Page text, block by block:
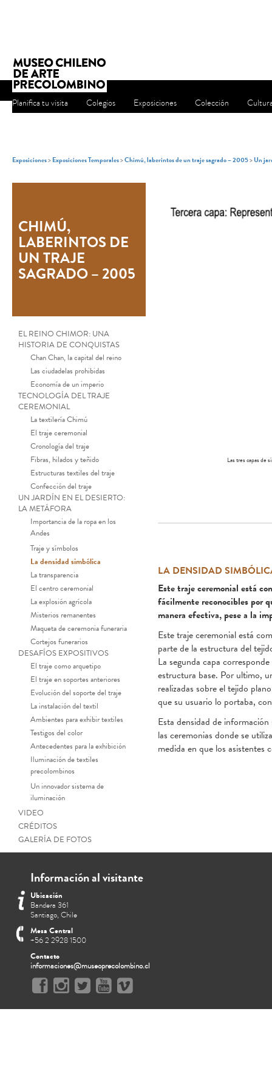
Planifica tu visita Colegios Exposiciones Colección
Exposiciones>Exposiciones Temporales>Chimú, laberintos de un traje sagrado – 2005>Un
CHIMÚ,
LABERINTOS DE
UN TRAJE
SAGRADO – 2005
EL REINO CHIMOR: UNA
HISTORIA DE CONQUISTAS
Chan Chan, la capital del reino
Las ciudadelas prohibidas
Economía de un imperio
TECNOLOGÍA DEL TRAJE
CEREMONIAL
La textilería Chimú
El traje ceremonial
Cronología del traje
Fibras, hilados y teñido
Estructuras textiles del traje
Confección del traje
UN JARDÍN EN EL DESIERTO:
LA METÁFORA
Importancia de la ropa en los
Andes
Traje y símbolos
La densidad simbólica
La transparencia
El centro ceremonial
La explosión agrícola
Misterios remanentes
Maqueta de ceremonia funeraria
Cortejos funerarios
DESAFÍOS EXPOSITIVOS
El traje como arquetipo
El traje en soportes anteriores
Evolución del soporte del traje
La instalación del textil
Ambientes para exhibir textiles
Testigos del color
Antecedentes para la exhibición
Iluminación de textiles
precolombinos
Un innovador sistema de
iluminación
VIDEO
CRÉDITOS
GALERÍA DE FOTOS
Las tres capas de
LA DENSIDAD
Este traje ceremonial está
fácilmente reconocibles por
manera efectiva, pese a la
Este traje ceremonial está
parte de la estructura del
La segunda capa
estructura base. Por ultimo,
realizadas sobre el tejido
que su usuario lo portaba,
Esta densidad de
las ceremonias donde se
medida en que los asistentes
Información al visitante
Ubicación
Bandera 361
Santiago, Chile
Mesa Central
+56 2 2928 1500
Contacto
informaciones@museoprecolombino.cl